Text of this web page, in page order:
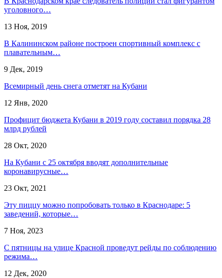
уголовного…
13 Ноя, 2019
В Калининском районе построен спортивный комплекс с
плавательным…
9 Дек, 2019
Всемирный день снега отметят на Кубани
12 Янв, 2020
Профицит бюджета Кубани в 2019 году составил порядка 28
млрд рублей
28 Окт, 2020
На Кубани с 25 октября вводят дополнительные
коронавирусные…
23 Окт, 2021
Эту пиццу можно попробовать только в Краснодаре: 5
заведений, которые…
7 Ноя, 2023
С пятницы на улице Красной проведут рейды по соблюдению
режима…
12 Дек, 2020